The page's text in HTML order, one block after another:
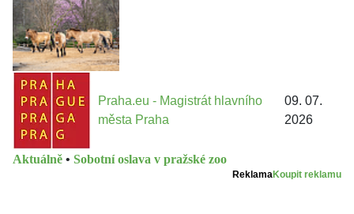
Praha.eu - Magistrát hlavního
města Praha
09. 07.
2026
Aktuálně • Sobotní oslava v pražské zoo
ReklamaKoupit reklamu